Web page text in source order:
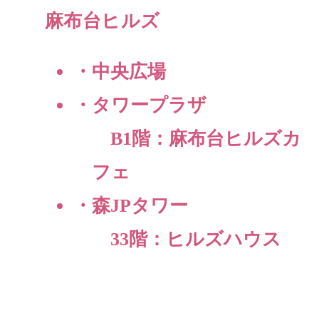
麻布台ヒルズ
・中央広場
・タワープラザ
B1階：麻布台ヒルズカ
フェ
・森JPタワー
33階：ヒルズハウス